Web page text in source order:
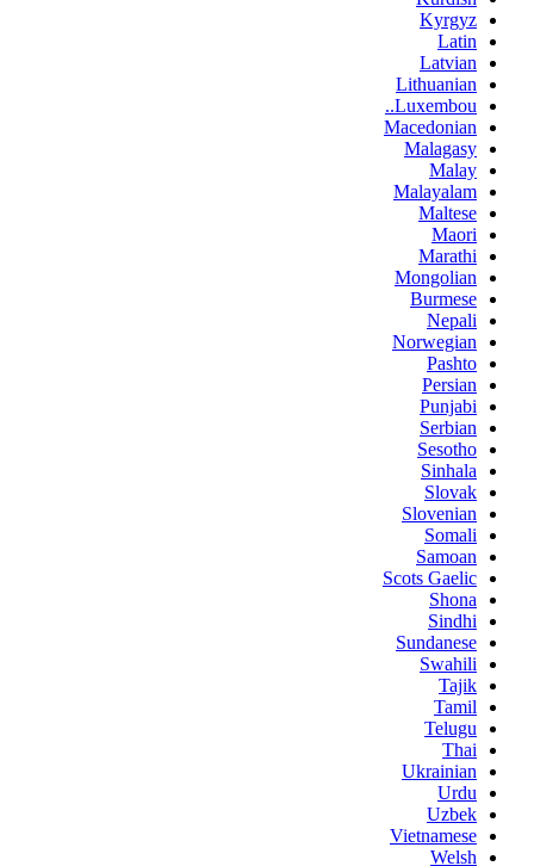
Kyrgyz
Latin
Latvian
Lithuanian
Luxembou..
Macedonian
Malagasy
Malay
Malayalam
Maltese
Maori
Marathi
Mongolian
Burmese
Nepali
Norwegian
Pashto
Persian
Punjabi
Serbian
Sesotho
Sinhala
Slovak
Slovenian
Somali
Samoan
Scots Gaelic
Shona
Sindhi
Sundanese
Swahili
Tajik
Tamil
Telugu
Thai
Ukrainian
Urdu
Uzbek
Vietnamese
Welsh